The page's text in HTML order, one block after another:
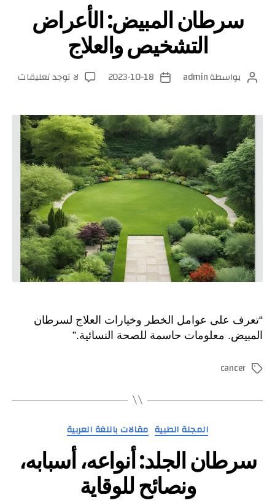
سرطان المبيض: الأعراض
التشخيص والعلاج
كاتببواسطةadmin
تاريخ2023-10-18 لا توجد تعليقاتعلى
“تعرف على عوامل الخطر وخيارات العلاج لسرطان
المبيض. معلومات حاسمة للصحة النسائية.”
الوسومcancer
التصنيفات المجلة الطبية مقالات باللغة العربية
سرطان الجلد: أنواعه، أسبابه،
ونصائح للوقاية